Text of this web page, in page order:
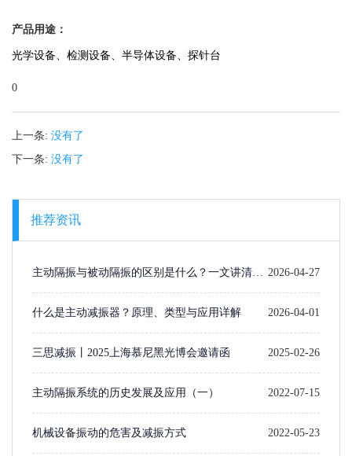
产品用途：
光学设备、检测设备、半导体设备、探针台
0
上一条: 没有了
下一条: 没有了
推荐资讯
主动隔振与被动隔振的区别是什么？一文讲清楚
选型逻辑
2026-04-27
什么是主动减振器？原理、类型与应用详解 2026-04-01
三思减振丨2025上海慕尼黑光博会邀请函 2025-02-26
主动隔振系统的历史发展及应用（一）​ 2022-07-15
机械设备振动的危害及减振方式 2022-05-23